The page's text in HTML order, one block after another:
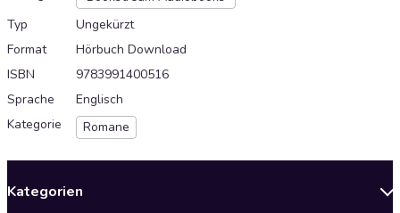
Typ
Ungekürzt
Format
Hörbuch Download
ISBN
9783991400516
Sprache
Englisch
Kategorie
Romane
Kategorien